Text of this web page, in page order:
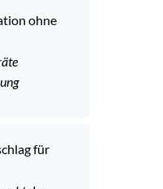
ohne
für